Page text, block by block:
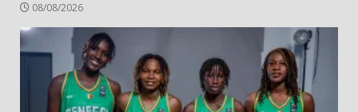
08/08/2026